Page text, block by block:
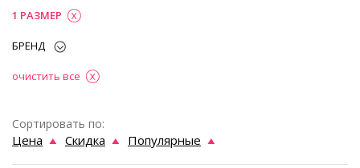
1 РАЗМЕР
БРЕНД
очистить все
Сортировать по:
Цена Скидка Популярные